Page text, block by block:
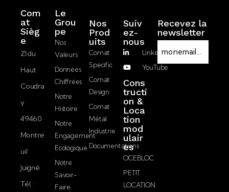
Com
at
Sièg
e
ZI du
Haut
Coudra
y
49460
Montre
uil
Juigné
Tél. :
Le
Grou
pe
Nos
Valeurs
Données
Chiffrées
Notre
Histoire
Notre
Engagement
Ecologique
Notre
Savoir-
Faire
Nos
Prod
Uits
Comat
Specific
Comat
Design
Comat
Métal
Industrie
Documentations
Suiv
ez-
nous
LinkedIn
YouTube
Cons
tructi
on &
Loca
tion
mod
ulair
es
OCEBLOC
PETIT
LOCATION
Recevez la
newsletter
-
m
R
G
P